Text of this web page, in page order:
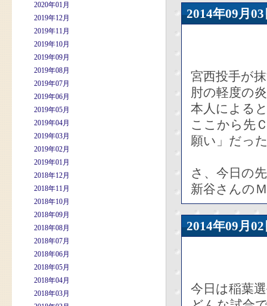
2020年01月
2019年12月
2019年11月
2019年10月
2019年09月
2019年08月
2019年07月
2019年06月
2019年05月
2019年04月
2019年03月
2019年02月
2019年01月
2018年12月
2018年11月
2018年10月
2018年09月
2018年08月
2018年07月
2018年06月
2018年05月
2018年04月
2018年03月
2014年09
宮西投手が
肘の軽度の
本人による
ここから先
願い」だっ
さ、今日の
新谷さんの
2014年09
今日は稲葉